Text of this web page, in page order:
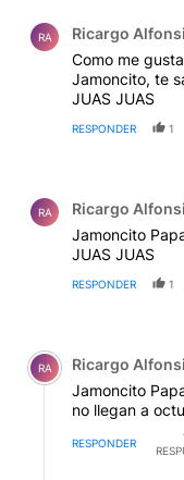
RA Ricargo
Como me
Jamoncito, te
JUAS JUAS
RESPONDER 1
RA Ricargo
Jamoncito
JUAS JUAS
RESPONDER 1
Comentario de
RA Ricargo
Jamoncito
no llegan a
RESPONDER